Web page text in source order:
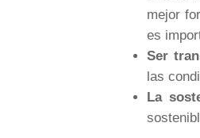
mejor
es
Ser
las
La